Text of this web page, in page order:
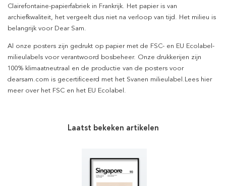
Clairefontaine-papierfabriek in Frankrijk. Het papier is van
archiefkwaliteit, het vergeelt dus niet na verloop van tijd. Het milieu is
belangrijk voor Dear Sam.
Al onze posters zijn gedrukt op papier met de FSC- en EU Ecolabel-
milieulabels voor verantwoord bosbeheer. Onze drukkerijen zijn
100% klimaatneutraal en de productie van de posters voor
dearsam.com is gecertificeerd met het Svanen milieulabel.Lees hier
meer over het FSC en het EU Ecolabel.
Laatst bekeken artikelen